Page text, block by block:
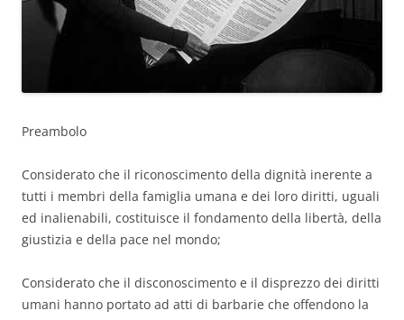
Preambolo
Considerato che il riconoscimento della dignità inerente a
tutti i membri della famiglia umana e dei loro diritti, uguali
ed inalienabili, costituisce il fondamento della libertà, della
giustizia e della pace nel mondo;
Considerato che il disconoscimento e il disprezzo dei diritti
umani hanno portato ad atti di barbarie che offendono la